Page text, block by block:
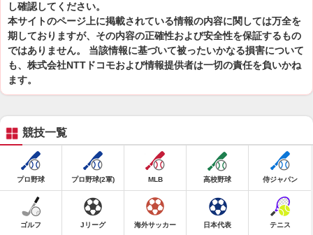
し確認してください。
本サイトのページ上に掲載されている情報の内容に関しては万全を
期しておりますが、その内容の正確性および安全性を保証するもの
ではありません。 当該情報に基づいて被ったいかなる損害について
も、株式会社NTTドコモおよび情報提供者は一切の責任を負いかね
ます。
競技一覧
プロ野球 プロ野球(2軍) MLB 高校野球 侍ジャパン
ゴルフ Jリーグ 海外サッカー 日本代表 テニス